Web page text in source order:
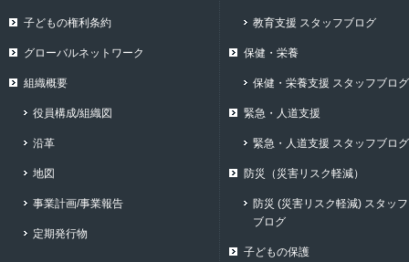
子どもの権利条約
グローバルネットワーク
組織概要
役員構成/組織図
沿革
地図
事業計画/事業報告
定期発行物
教育支援 スタッフブログ
保健・栄養
保健・栄養支援 スタッフブログ
緊急・人道支援
緊急・人道支援 スタッフブログ
防災（災害リスク軽減）
防災 (災害リスク軽減) スタッフ
ブログ
子どもの保護